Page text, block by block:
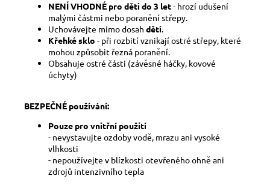
NENÍ VHODNÉ pro děti do 3 let- hrozí udušení
malými částmi nebo poranění střepy.
Uchovávejte mimo dosah dětí.
Křehké sklo - při rozbití vznikají ostré střepy, které
mohou způsobit řezná poranění.
Obsahuje ostré části (závěsné háčky, kovové
úchyty)
BEZPEČNÉ používání:
Pouze pro vnitřní použití
- nevystavujte ozdoby vodě, mrazu ani vysoké
vlhkosti
- nepoužívejte v blízkosti otevřeného ohně ani
zdrojů intenzivního tepla